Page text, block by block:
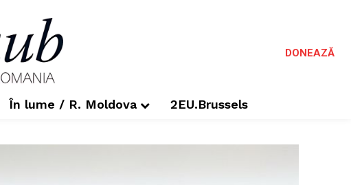
DONEAZĂ
În lume / R. Moldova 2EU.Brussels